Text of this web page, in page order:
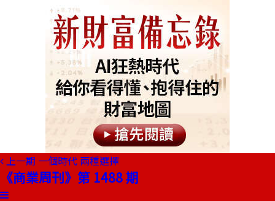
上一期 一個時代 兩種選擇
《商業周刊》第 1488 期